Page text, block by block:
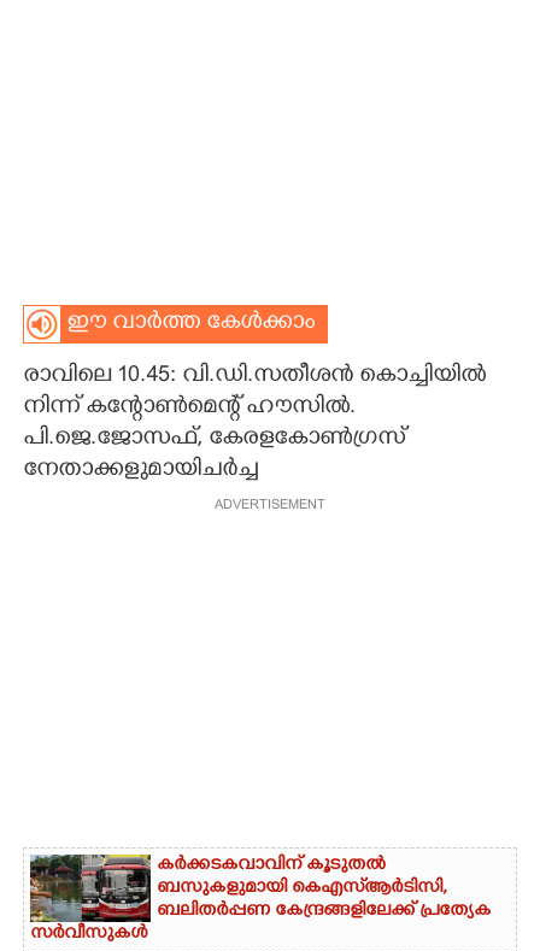
ഈ വാർത്ത കേൾക്കാം
രാവിലെ 10.45: വി.ഡി.സതീശൻ കൊച്ചിയിൽ
നിന്ന് കന്റോൺമെന്റ് ഹൗസിൽ.
പി.ജെ.ജോസഫ്, കേരളകോൺഗ്രസ്
നേതാക്കളുമായിചർച്ച
ADVERTISEMENT
കർക്കടകവാവിന് കൂടുതൽ
ബസുകളുമായി കെഎസ്ആർടിസി,​
ബലിതർപ്പണ കേന്ദ്രങ്ങളിലേക്ക് പ്രത്യേക
സർവീസുകൾ